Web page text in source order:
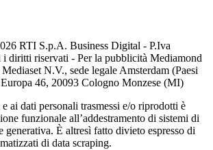
RTI S.p.A. Business Digital - P.Iva
diritti riservati - Per la pubblicità Mediamond
N.V., sede legale Amsterdam (Paesi
46, 20093 Cologno Monzese (MI)
ai dati personali trasmessi e/o riprodotti è
funzionale all’addestramento di sistemi di
È altresì fatto divieto espresso di
di data scraping.